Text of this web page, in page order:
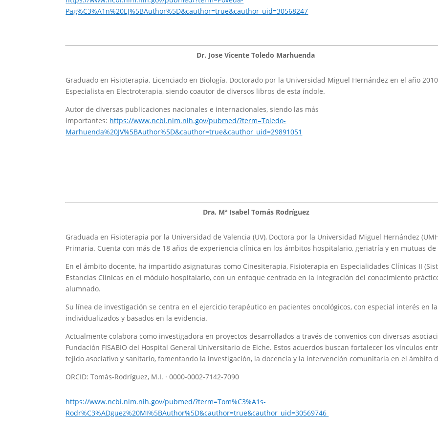
Pag%C3%A1n%20EJ%5BAuthor%5D&cauthor=true&cauthor_uid=30568247
Dr. Jose Vicente Toledo Marhuenda
Graduado en Fisioterapia. Licenciado en Biología. Doctorado por la Universidad Miguel Hernández en el año
Especialista en Electroterapia, siendo coautor de diversos libros de esta índole.
Autor de diversas publicaciones nacionales e internacionales, siendo las más
importantes: https://www.ncbi.nlm.nih.gov/pubmed/?term=Toledo-
Marhuenda%20JV%5BAuthor%5D&cauthor=true&cauthor_uid=29891051
Dra. Mª Isabel Tomás Rodríguez
Graduada en Fisioterapia por la Universidad de Valencia (UV), Doctora por la Universidad Miguel Hernández
Primaria. Cuenta con más de 18 años de experiencia clínica en los ámbitos hospitalario, geriatría y en mutuas
En el ámbito docente, ha impartido asignaturas como Cinesiterapia, Fisioterapia en Especialidades Clínicas II
Estancias Clínicas en el módulo hospitalario, con un enfoque centrado en la integración del conocimiento
alumnado.
Su línea de investigación se centra en el ejercicio terapéutico en pacientes oncológicos, con especial interés en
individualizados y basados en la evidencia.
Actualmente colabora como investigadora en proyectos desarrollados a través de convenios con diversas
Fundación FISABIO del Hospital General Universitario de Elche. Estos acuerdos buscan fortalecer los vínculos
tejido asociativo y sanitario, fomentando la investigación, la docencia y la intervención comunitaria en el ámbito
ORCID: Tomás-Rodríguez, M.I. · 0000-0002-7142-7090
https://www.ncbi.nlm.nih.gov/pubmed/?term=Tom%C3%A1s-
Rodr%C3%ADguez%20MI%5BAuthor%5D&cauthor=true&cauthor_uid=30569746